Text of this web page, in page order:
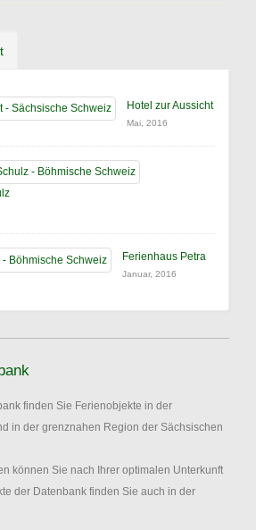
Hotel zur Aussicht
Mai, 2016
Ferienhaus Petra
Januar, 2016
finden Sie Ferienobjekte in der
in der grenznahen Region der Sächsischen
können Sie nach Ihrer optimalen Unterkunft
der Datenbank finden Sie auch in der